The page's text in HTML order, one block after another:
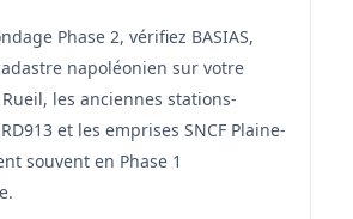
Phase 2, vérifiez BASIAS,
napoléonien sur votre
les anciennes stations-
et les emprises SNCF Plaine-
souvent en Phase 1